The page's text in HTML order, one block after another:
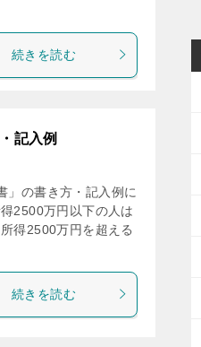
続きを読む
記入例
の書き方・記入例に
2500万円以下の人は
得2500万円を超える
続きを読む